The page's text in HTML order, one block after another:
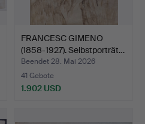
FRANCESC GIMENO
(1858-1927). Selbstporträt…
Beendet 28. Mai 2026
41 Gebote
1.902 USD